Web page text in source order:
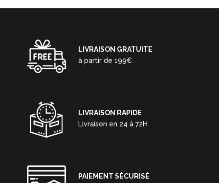
LIVRAISON GRATUITE
à partir de 199€
LIVRAISON RAPIDE
Livraison en 24 à 72H
PAIEMENT SÉCURISÉ